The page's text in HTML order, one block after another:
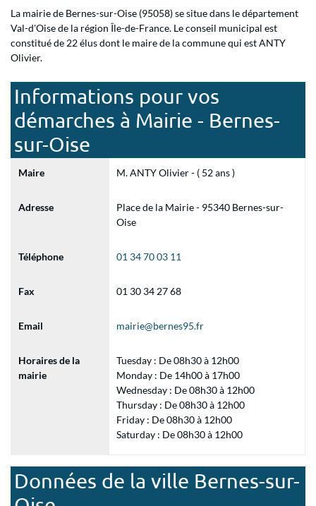
La mairie de Bernes-sur-Oise (95058) se situe dans le département
Val-d'Oise de la région Île-de-France. Le conseil municipal est
constitué de 22 élus dont le maire de la commune qui est ANTY
Olivier.
Informations pour vos
démarches à Mairie - Bernes-
sur-Oise
Maire M. ANTY Olivier - ( 52 ans )
Adresse
Place de la Mairie - 95340 Bernes-sur-
Oise
Téléphone 01 34 70 03 11
Fax 01 30 34 27 68
Email mairie@bernes95.fr
Horaires de la
mairie
Tuesday : De 08h30 à 12h00
Monday : De 14h00 à 17h00
Wednesday : De 08h30 à 12h00
Thursday : De 08h30 à 12h00
Friday : De 08h30 à 12h00
Saturday : De 08h30 à 12h00
Données de la ville Bernes-sur-